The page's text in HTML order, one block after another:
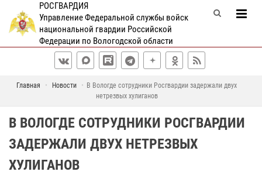
РОСГВАРДИЯ
Управление Федеральной службы войск
национальной гвардии Российской
Федерации по Вологодской области
Главная Новости
В Вологде сотрудники Росгвардии задержали двух
нетрезвых хулиганов
В ВОЛОГДЕ СОТРУДНИКИ РОСГВАРДИИ
ЗАДЕРЖАЛИ ДВУХ НЕТРЕЗВЫХ
ХУЛИГАНОВ